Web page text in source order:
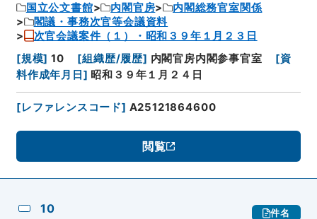
国立公文書館 内閣官房
内閣総務官室関係
閣議・事務次官等会議資料
次官会議案件（１）・昭和３９年１月２３日
[規模] 10 [組織歴/履歴] 内閣官房内閣参事官室 [資
料作成年月日 ] 昭和３９年１月２４日
[レファレンスコード] A25121864600
閲覧
10 件名